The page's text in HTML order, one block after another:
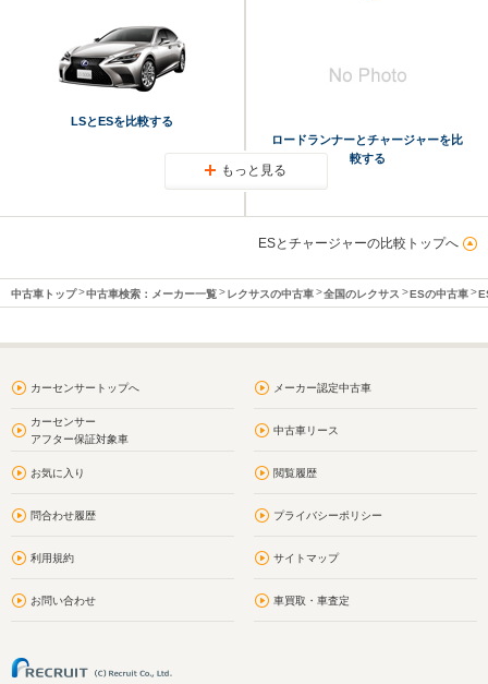
LSとESを比較する
ロードランナーとチャージャーを比
較する
もっと見る
ESとチャージャーの比較トップへ
中古車トップ 中古車検索：メーカー一覧 レクサスの中古車 全国のレクサス ESの中古車
カーセンサートップへ メーカー認定中古車
カーセンサー
アフター保証対象車
中古車リース
お気に入り 閲覧履歴
問合わせ履歴 プライバシーポリシー
利用規約 サイトマップ
お問い合わせ 車買取・車査定